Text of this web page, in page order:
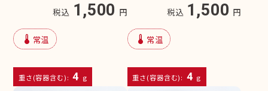
税込 1,500 円
device_thermostat 常温
重さ(容器含む): 4 g
税込 1,500 円
device_thermostat 常温
重さ(容器含む): 4 g